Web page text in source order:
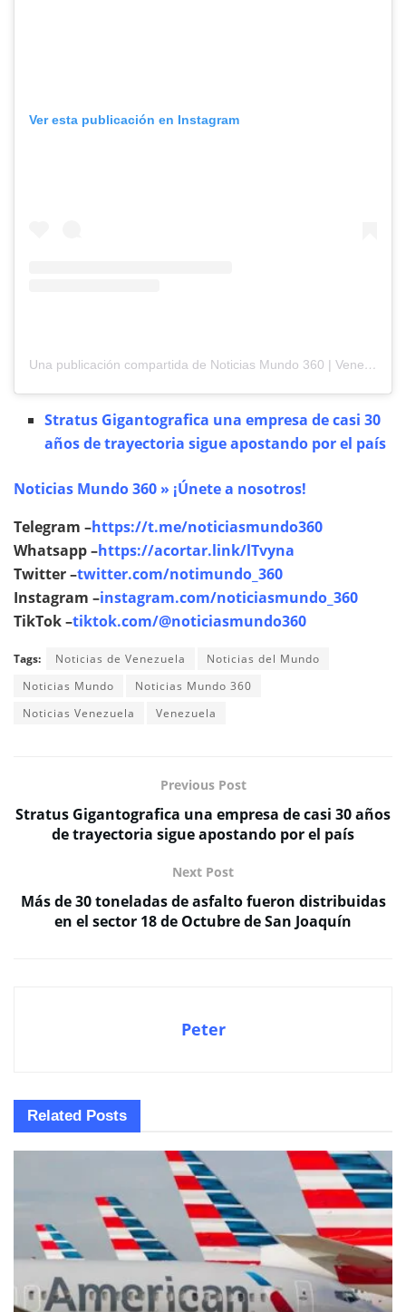
Ver esta publicación en Instagram
Una publicación compartida de Noticias Mundo 360 | Venezuela | Carabobo | Panamá (@noticiasmundo_360)
Stratus Gigantografica una empresa de casi 30
años de trayectoria sigue apostando por el país
Noticias Mundo 360 » ¡Únete a nosotros!
Telegram –https://t.me/noticiasmundo360
Whatsapp –https://acortar.link/lTvyna
Twitter –twitter.com/notimundo_360
Instagram –instagram.com/noticiasmundo_360
TikTok –tiktok.com/@noticiasmundo360
Tags: Noticias de Venezuela
Noticias del Mundo
Noticias Mundo
Noticias Mundo 360
Noticias Venezuela
Venezuela
Previous Post
Stratus Gigantografica una empresa de casi 30 años
de trayectoria sigue apostando por el país
Next Post
Más de 30 toneladas de asfalto fueron distribuidas
en el sector 18 de Octubre de San Joaquín
Peter
Related Posts